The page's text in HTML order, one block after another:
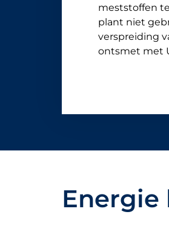
meststoffen
plant niet
verspreiding
ontsmet met
Energie